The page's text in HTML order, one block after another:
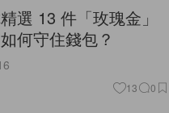
選 13 件「玫瑰金」
何守住錢包？
13 0